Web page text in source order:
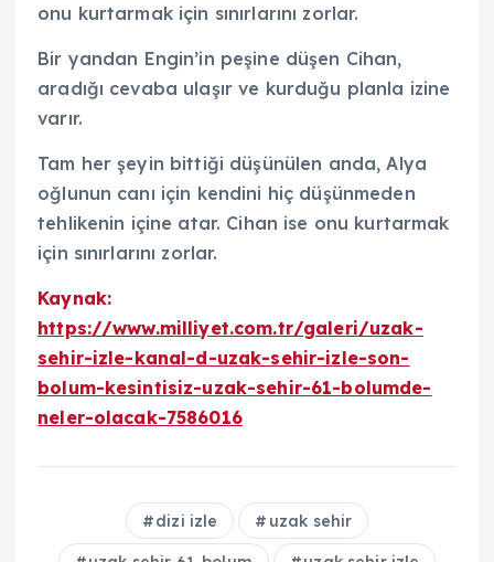
onu kurtarmak için sınırlarını zorlar.
Bir yandan Engin’in peşine düşen Cihan,
aradığı cevaba ulaşır ve kurduğu planla izine
varır.
Tam her şeyin bittiği düşünülen anda, Alya
oğlunun canı için kendini hiç düşünmeden
tehlikenin içine atar. Cihan ise onu kurtarmak
için sınırlarını zorlar.
Kaynak:
https://www.milliyet.com.tr/galeri/uzak-
sehir-izle-kanal-d-uzak-sehir-izle-son-
bolum-kesintisiz-uzak-sehir-61-bolumde-
neler-olacak-7586016
dizi izle uzak sehir